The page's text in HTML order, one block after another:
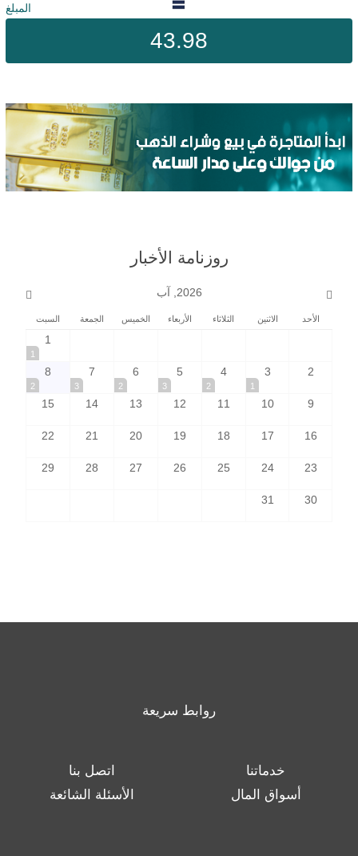
المبلغ
43.98
روزنامة الأخبار
2026, آب
الأحد الاثنين الثلاثاء الأربعاء الخميس الجمعة السبت
1
1
2
3
1
4
2
5
3
6
2
7
3
8
2
9
10
11
12
13
14
15
16
17
18
19
20
21
22
23
24
25
26
27
28
29
30
31
روابط سريعة
خدماتنا
اتصل بنا
أسواق المال
الأسئلة الشائعة